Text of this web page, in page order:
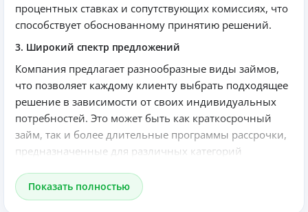
процентных ставках и сопутствующих комиссиях, что
способствует обоснованному принятию решений.
3. Широкий спектр предложений
Компания предлагает разнообразные виды займов,
что позволяет каждому клиенту выбрать подходящее
решение в зависимости от своих индивидуальных
потребностей. Это может быть как краткосрочный
займ, так и более длительные программы рассрочки,
предназначенные для различных категорий
Технологические достижения
Показать полностью